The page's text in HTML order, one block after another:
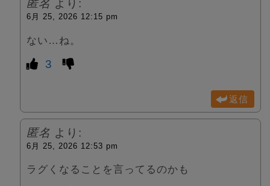
匿名 より:
6月 25, 2026 12:15 pm
ない…ね。
3
返信
匿名 より:
6月 25, 2026 12:53 pm
ラグくなることを言ってるのかも